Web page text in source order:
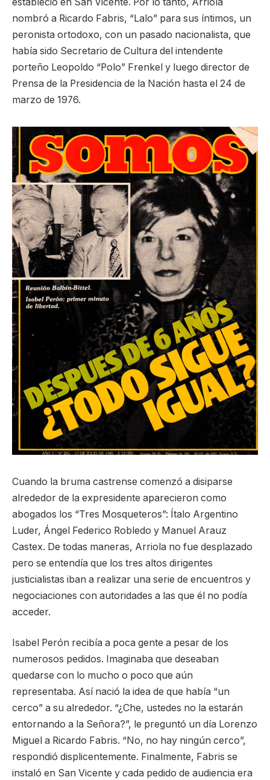
nombró a Ricardo Fabris, “Lalo” para sus íntimos, un
peronista ortodoxo, con un pasado nacionalista, que
había sido Secretario de Cultura del intendente
porteño Leopoldo “Polo” Frenkel y luego director de
Prensa de la Presidencia de la Nación hasta el 24 de
marzo de 1976.
Cuando la bruma castrense comenzó a disiparse
alrededor de la expresidente aparecieron como
abogados los “Tres Mosqueteros”: Ítalo Argentino
Luder, Ángel Federico Robledo y Manuel Arauz
Castex. De todas maneras, Arriola no fue desplazado
pero se entendía que los tres altos dirigentes
justicialistas iban a realizar una serie de encuentros y
negociaciones con autoridades a las que él no podía
acceder.
Isabel Perón recibía a poca gente a pesar de los
numerosos pedidos. Imaginaba que deseaban
quedarse con lo mucho o poco que aún
representaba. Así nació la idea de que había “un
cerco” a su alrededor. “¿Che, ustedes no la estarán
entornando a la Señora?”, le preguntó un día Lorenzo
Miguel a Ricardo Fabris. “No, no hay ningún cerco”,
respondió displicentemente. Finalmente, Fabris se
instaló en San Vicente y cada pedido de audiencia era